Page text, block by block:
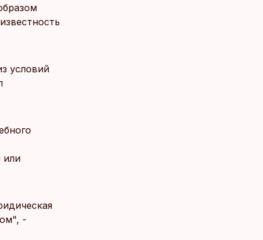
условий
или
-